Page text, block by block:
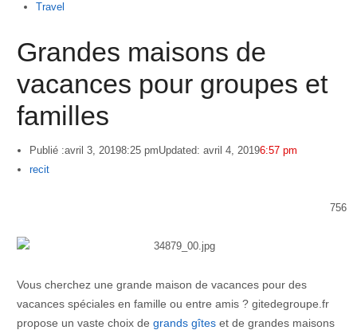
Travel
Grandes maisons de
vacances pour groupes et
familles
Publié :avril 3, 20198:25 pmUpdated: avril 4, 20196:57 pm
Author
recit
756
Vous cherchez une grande maison de vacances pour des
vacances spéciales en famille ou entre amis ? gitedegroupe.fr
propose un vaste choix de grands gîteset de grandes maisons